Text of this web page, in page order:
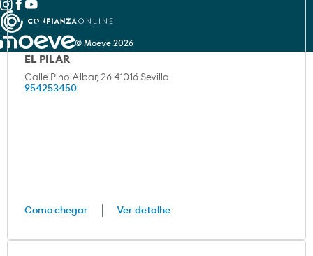
EL PILAR
Calle Pino Albar, 26 41016 Sevilla
954253450
Como chegar Ver detalhe
© Moeve 2026